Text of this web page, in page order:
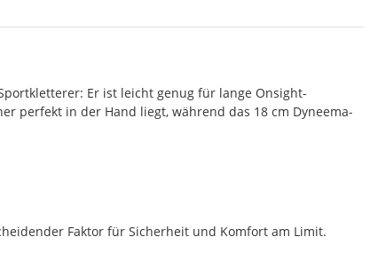
Er ist leicht genug für lange Onsight-
perfekt in der Hand liegt, während das 18 cm Dyneema-
Faktor für Sicherheit und Komfort am Limit.